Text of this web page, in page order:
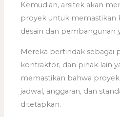
Kemudian, arsitek akan
proyek untuk memastikan
desain dan pembangunan
Mereka bertindak sebagai
kontraktor, dan pihak lain
memastikan bahwa proyek
jadwal, anggaran, dan
ditetapkan.